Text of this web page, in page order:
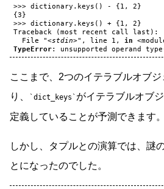
>>> dictionary . keys () - {1 , 2}
{3}
>>> dictionary . keys () + {1 , 2}
Traceback
(most recent call last ):
File
"<stdin>" , line 1 , in <
TypeError: unsupported operand type
ここまで、2つのイテラブルオブ
り、
dict_keys
がイテラブルオブ
定義していることが予測できます。
しかし、タプルとの演算では、謎
とになったのでした。